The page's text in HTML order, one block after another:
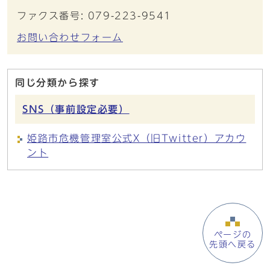
ファクス番号: 079-223-9541
お問い合わせフォーム
同じ分類から探す
SNS（事前設定必要）
姫路市危機管理室公式X（旧Twitter）アカウ
ント
ページの
先頭へ戻る